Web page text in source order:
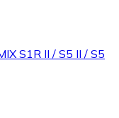
S1R II / S5 II / S5